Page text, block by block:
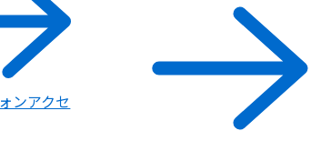
ンアクセ